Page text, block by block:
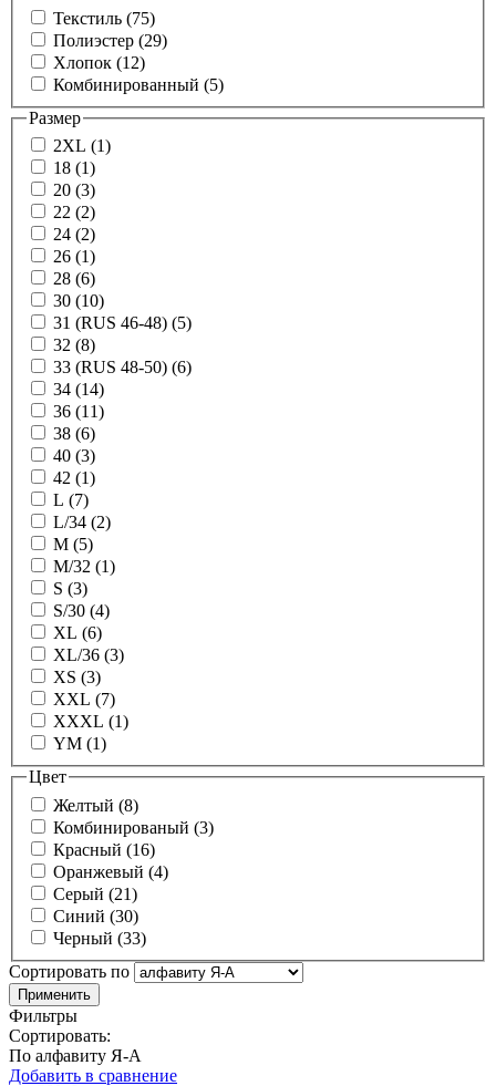
Текстиль (75)
Полиэстер (29)
Хлопок (12)
Комбинированный (5)
Размер
2XL (1)
18 (1)
20 (3)
22 (2)
24 (2)
26 (1)
28 (6)
30 (10)
31 (RUS 46-48) (5)
32 (8)
33 (RUS 48-50) (6)
34 (14)
36 (11)
38 (6)
40 (3)
42 (1)
L (7)
L/34 (2)
M (5)
M/32 (1)
S (3)
S/30 (4)
XL (6)
XL/36 (3)
XS (3)
XXL (7)
XXXL (1)
YM (1)
Цвет
Желтый (8)
Комбинированый (3)
Красный (16)
Оранжевый (4)
Серый (21)
Синий (30)
Черный (33)
Сортировать по
Фильтры
Сортировать:
По алфавиту Я-А
Добавить в сравнение